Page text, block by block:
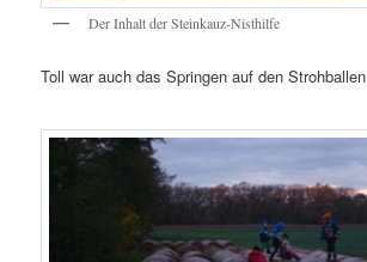
Der Inhalt der Steinkauz-Nisthilfe
Toll war auch das Springen auf den Strohballen